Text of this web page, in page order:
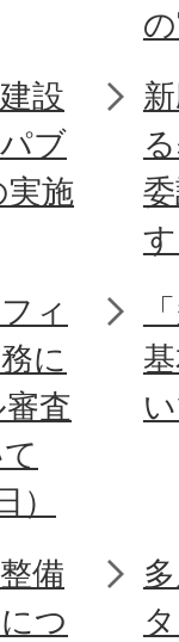
設
ブ
実施
ィ
に
査
）
備
つ